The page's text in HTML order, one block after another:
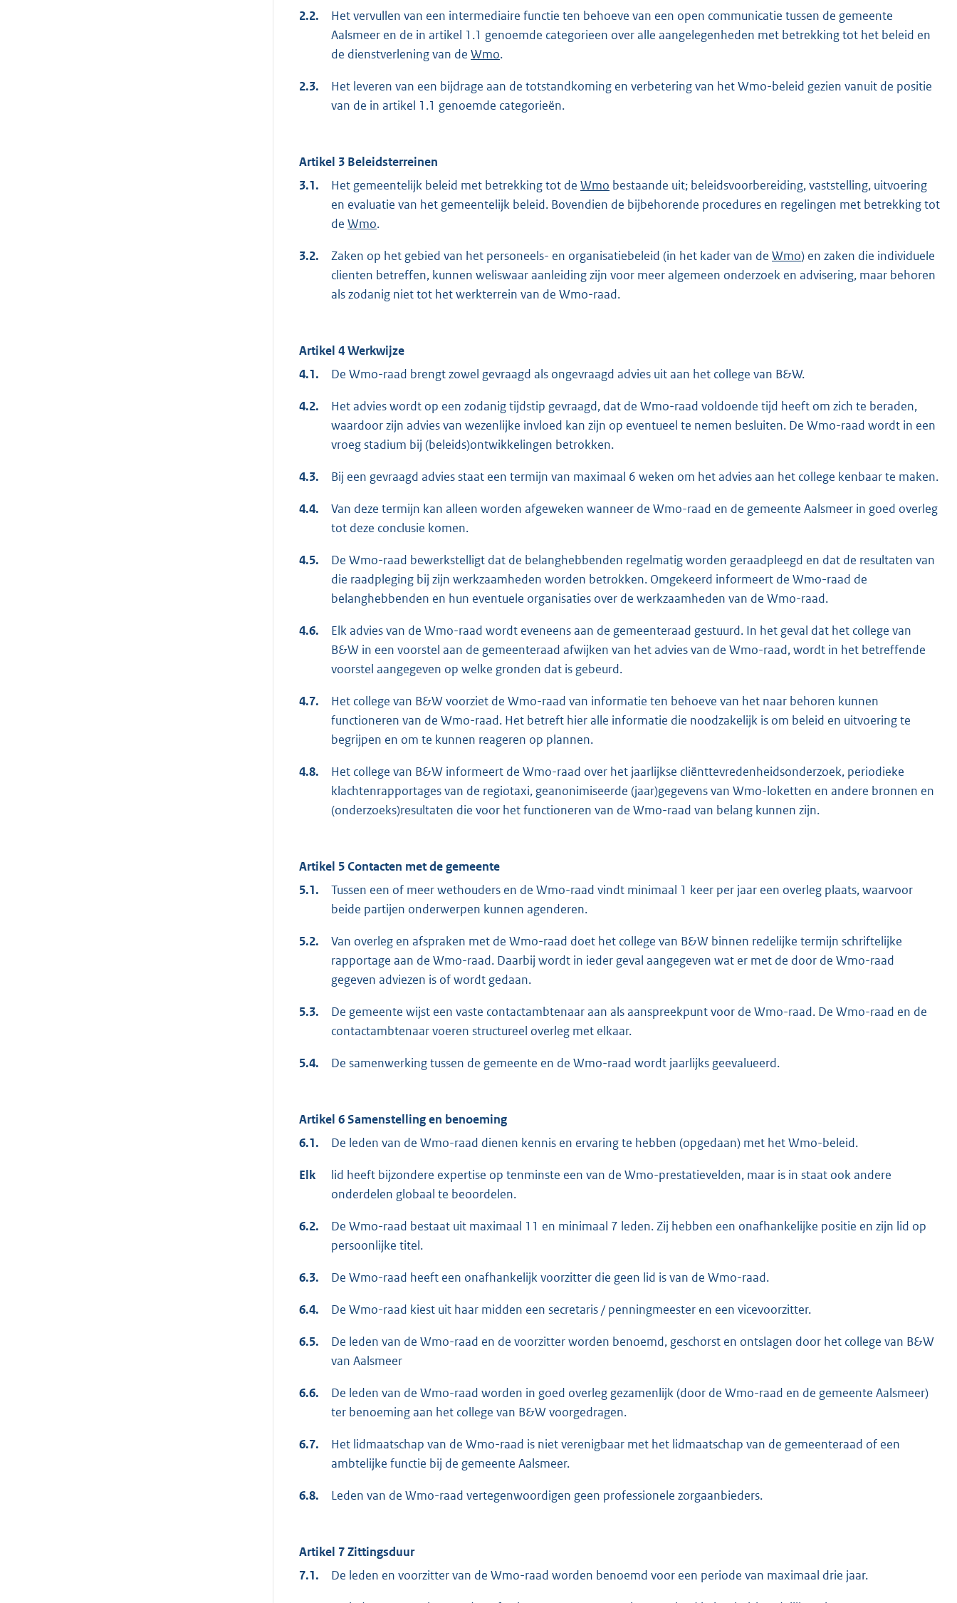
2.2.
Het vervullen van een intermediaire functie ten behoeve van een open communicatie tussen de gemeente
Aalsmeer en de in artikel 1.1 genoemde categorieen over alle aangelegenheden met betrekking tot het beleid en
de dienstverlening van de Wmo.
2.3.
Het leveren van een bijdrage aan de totstandkoming en verbetering van het Wmo-beleid gezien vanuit de positie
van de in artikel 1.1 genoemde categorieën.
Artikel 3 Beleidsterreinen
3.1.
Het gemeentelijk beleid met betrekking tot de Wmo bestaande uit; beleidsvoorbereiding, vaststelling, uitvoering
en evaluatie van het gemeentelijk beleid. Bovendien de bijbehorende procedures en regelingen met betrekking tot
de Wmo.
3.2. Zaken op het gebied van het personeels- en organisatiebeleid (in het kader van de Wmo) en zaken die individuele
clienten betreffen, kunnen weliswaar aanleiding zijn voor meer algemeen onderzoek en advisering, maar behoren
als zodanig niet tot het werkterrein van de Wmo-raad.
Artikel 4 Werkwijze
4.1.
De Wmo-raad brengt zowel gevraagd als ongevraagd advies uit aan het college van B&W.
4.2.
Het advies wordt op een zodanig tijdstip gevraagd, dat de Wmo-raad voldoende tijd heeft om zich te beraden,
waardoor zijn advies van wezenlijke invloed kan zijn op eventueel te nemen besluiten. De Wmo-raad wordt in een
vroeg stadium bij (beleids)ontwikkelingen betrokken.
4.3. Bij een gevraagd advies staat een termijn van maximaal 6 weken om het advies aan het college kenbaar te maken.
4.4.
Van deze termijn kan alleen worden afgeweken wanneer de Wmo-raad en de gemeente Aalsmeer in goed overleg
tot deze conclusie komen.
4.5.
De Wmo-raad bewerkstelligt dat de belanghebbenden regelmatig worden geraadpleegd en dat de resultaten van
die raadpleging bij zijn werkzaamheden worden betrokken. Omgekeerd informeert de Wmo-raad de
belanghebbenden en hun eventuele organisaties over de werkzaamheden van de Wmo-raad.
4.6.
Elk advies van de Wmo-raad wordt eveneens aan de gemeenteraad gestuurd. In het geval dat het college van
B&W in een voorstel aan de gemeenteraad afwijken van het advies van de Wmo-raad, wordt in het betreffende
voorstel aangegeven op welke gronden dat is gebeurd.
4.7.
Het college van B&W voorziet de Wmo-raad van informatie ten behoeve van het naar behoren kunnen
functioneren van de Wmo-raad. Het betreft hier alle informatie die noodzakelijk is om beleid en uitvoering te
begrijpen en om te kunnen reageren op plannen.
4.8.
Het college van B&W informeert de Wmo-raad over het jaarlijkse cliënttevredenheidsonderzoek, periodieke
klachtenrapportages van de regiotaxi, geanonimiseerde (jaar)gegevens van Wmo-loketten en andere bronnen en
(onderzoeks)resultaten die voor het functioneren van de Wmo-raad van belang kunnen zijn.
Artikel 5 Contacten met de gemeente
5.1.
Tussen een of meer wethouders en de Wmo-raad vindt minimaal 1 keer per jaar een overleg plaats, waarvoor
beide partijen onderwerpen kunnen agenderen.
5.2.
Van overleg en afspraken met de Wmo-raad doet het college van B&W binnen redelijke termijn schriftelijke
rapportage aan de Wmo-raad. Daarbij wordt in ieder geval aangegeven wat er met de door de Wmo-raad
gegeven adviezen is of wordt gedaan.
5.3.
De gemeente wijst een vaste contactambtenaar aan als aanspreekpunt voor de Wmo-raad. De Wmo-raad en de
contactambtenaar voeren structureel overleg met elkaar.
5.4. De samenwerking tussen de gemeente en de Wmo-raad wordt jaarlijks geevalueerd.
Artikel 6 Samenstelling en benoeming
6.1.
De leden van de Wmo-raad dienen kennis en ervaring te hebben (opgedaan) met het Wmo-beleid.
Elk
lid heeft bijzondere expertise op tenminste een van de Wmo-prestatievelden, maar is in staat ook andere
onderdelen globaal te beoordelen.
6.2.
De Wmo-raad bestaat uit maximaal 11 en minimaal 7 leden. Zij hebben een onafhankelijke positie en zijn lid op
persoonlijke titel.
6.3. De Wmo-raad heeft een onafhankelijk voorzitter die geen lid is van de Wmo-raad.
6.4. De Wmo-raad kiest uit haar midden een secretaris / penningmeester en een vicevoorzitter.
6.5.
De leden van de Wmo-raad en de voorzitter worden benoemd, geschorst en ontslagen door het college van B&W
van Aalsmeer
6.6.
De leden van de Wmo-raad worden in goed overleg gezamenlijk (door de Wmo-raad en de gemeente Aalsmeer)
ter benoeming aan het college van B&W voorgedragen.
6.7.
Het lidmaatschap van de Wmo-raad is niet verenigbaar met het lidmaatschap van de gemeenteraad of een
ambtelijke functie bij de gemeente Aalsmeer.
6.8. Leden van de Wmo-raad vertegenwoordigen geen professionele zorgaanbieders.
Artikel 7 Zittingsduur
7.1.
De leden en voorzitter van de Wmo-raad worden benoemd voor een periode van maximaal drie jaar.